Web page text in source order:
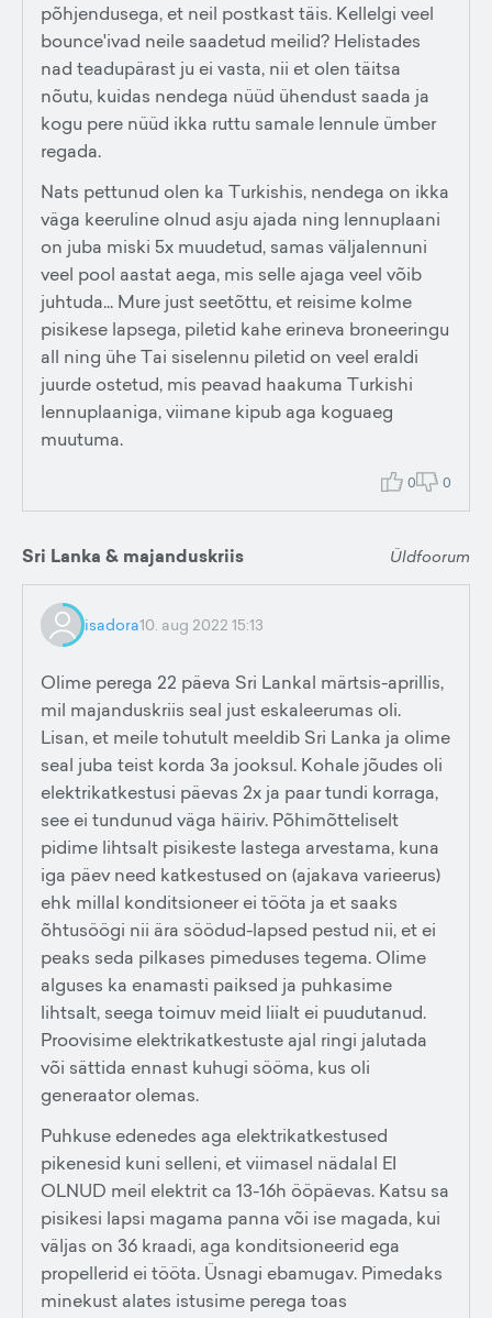
põhjendusega, et neil postkast täis. Kellelgi veel
bounce'ivad neile saadetud meilid? Helistades
nad teadupärast ju ei vasta, nii et olen täitsa
nõutu, kuidas nendega nüüd ühendust saada ja
kogu pere nüüd ikka ruttu samale lennule ümber
regada.
Nats pettunud olen ka Turkishis, nendega on ikka
väga keeruline olnud asju ajada ning lennuplaani
on juba miski 5x muudetud, samas väljalennuni
veel pool aastat aega, mis selle ajaga veel võib
juhtuda... Mure just seetõttu, et reisime kolme
pisikese lapsega, piletid kahe erineva broneeringu
all ning ühe Tai siselennu piletid on veel eraldi
juurde ostetud, mis peavad haakuma Turkishi
lennuplaaniga, viimane kipub aga koguaeg
muutuma.
0 0
Sri Lanka & majanduskriis Üldfoorum
isadora10. aug 2022 15:13
Olime perega 22 päeva Sri Lankal märtsis-aprillis,
mil majanduskriis seal just eskaleerumas oli.
Lisan, et meile tohutult meeldib Sri Lanka ja olime
seal juba teist korda 3a jooksul. Kohale jõudes oli
elektrikatkestusi päevas 2x ja paar tundi korraga,
see ei tundunud väga häiriv. Põhimõtteliselt
pidime lihtsalt pisikeste lastega arvestama, kuna
iga päev need katkestused on (ajakava varieerus)
ehk millal konditsioneer ei tööta ja et saaks
õhtusöögi nii ära söödud-lapsed pestud nii, et ei
peaks seda pilkases pimeduses tegema. Olime
alguses ka enamasti paiksed ja puhkasime
lihtsalt, seega toimuv meid liialt ei puudutanud.
Proovisime elektrikatkestuste ajal ringi jalutada
või sättida ennast kuhugi sööma, kus oli
generaator olemas.
Puhkuse edenedes aga elektrikatkestused
pikenesid kuni selleni, et viimasel nädalal EI
OLNUD meil elektrit ca 13-16h ööpäevas. Katsu sa
pisikesi lapsi magama panna või ise magada, kui
väljas on 36 kraadi, aga konditsioneerid ega
propellerid ei tööta. Üsnagi ebamugav. Pimedaks
minekust alates istusime perega toas